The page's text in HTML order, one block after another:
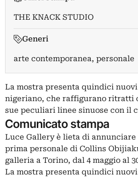
THE KNACK STUDIO
Generi
arte contemporanea, personale
La mostra presenta quindici
nigeriano, che raffigurano ritratti
sue peculiari linee sinuose con il
Comunicato stampa
Luce Gallery è lieta di annunciare
prima personale di Collins
galleria a Torino, dal 4 maggio al
La mostra presenta quindici